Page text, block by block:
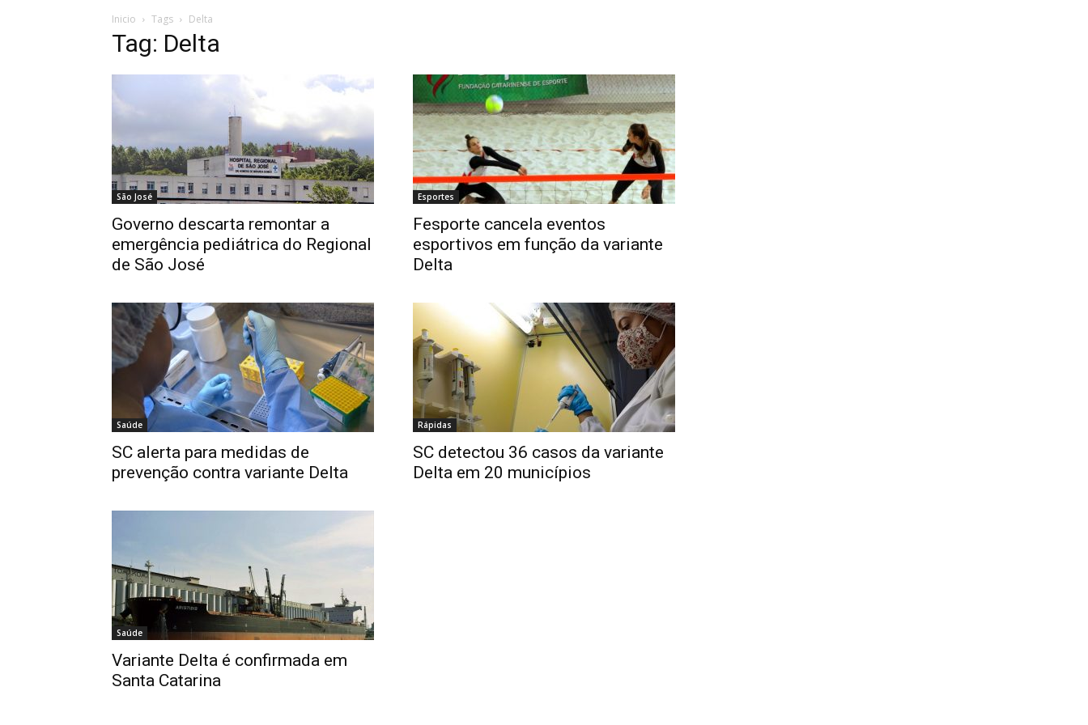
Inicio Tags Delta
Tag: Delta
São José
Governo descarta remontar a
emergência pediátrica do Regional
de São José
Esportes
Fesporte cancela eventos
esportivos em função da variante
Delta
Saúde
SC alerta para medidas de
prevenção contra variante Delta
Rápidas
SC detectou 36 casos da variante
Delta em 20 municípios
Saúde
Variante Delta é confirmada em
Santa Catarina